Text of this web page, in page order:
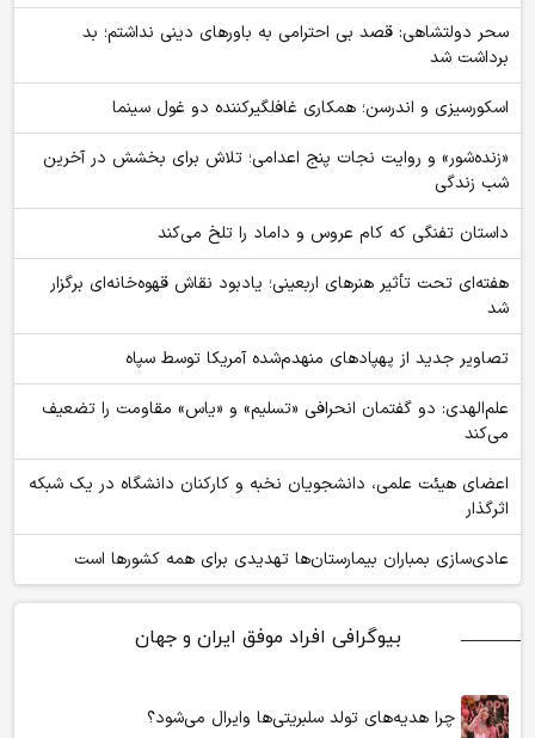
سحر دولتشاهی: قصد بی احترامی به باورهای دینی نداشتم؛ بد
برداشت شد
اسکورسیزی و اندرسن؛ همکاری غافلگیرکننده دو غول سینما
«زنده‌شور» و روایت نجات پنج اعدامی؛ تلاش برای بخشش در آخرین
شب زندگی
داستان تفنگی که کام عروس و داماد را تلخ می‌کند
هفته‌ای تحت تأثیر هنرهای اربعینی؛ یادبود نقاش قهوه‌خانه‌ای برگزار
شد
تصاویر جدید از پهپادهای منهدم‌شده آمریکا توسط سپاه
علم‌الهدی: دو گفتمان انحرافی «تسلیم» و «یاس» مقاومت را تضعیف
می‌کند
اعضای هیئت علمی، دانشجویان نخبه و کارکنان دانشگاه در یک شبکه‌
اثرگذار
عادی‌سازی بمباران بیمارستان‌ها تهدیدی برای همه کشورها است
بیوگرافی افراد موفق ایران و جهان
چرا هدیه‌های تولد سلبریتی‌ها وایرال می‌شود؟